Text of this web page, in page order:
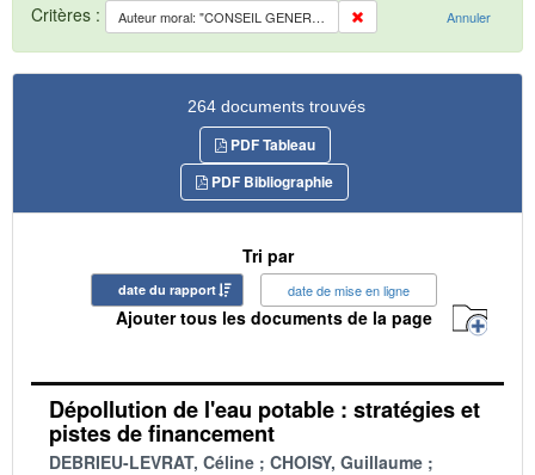
Critères : Auteur moral: "CONSEIL GENERAL DE L'ALIMENTATION, DE L'AGRICULTURE ET DES ESPACES RURAUX (CGAAER)" Annuler
264 documents trouvés
PDF Tableau
PDF Bibliographie
Tri par
date du rapport date de mise en ligne
Ajouter tous les documents de la page
Dépollution de l'eau potable : stratégies et
pistes de financement
DEBRIEU-LEVRAT, Céline
CHOISY, Guillaume